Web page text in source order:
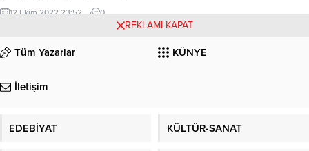
denizinden yalnızlık kalyonlarına
Hangi rüzgar süpürür götürür
ırmaklarına Günahsız bir sevdaydı
benimkisi yüreğimden kopup gelen
sevgili?… yaslayıp o güzel başını
12 Ekim 2022 23:52 0
Sevdiğine değil de Ayrılığa
Anladım ki Her güzel şeyin sonu
Tüm Yazarlar KÜNYE
İletişim
EDEBİYAT KÜLTÜR-SANAT
REKLAMI KAPAT